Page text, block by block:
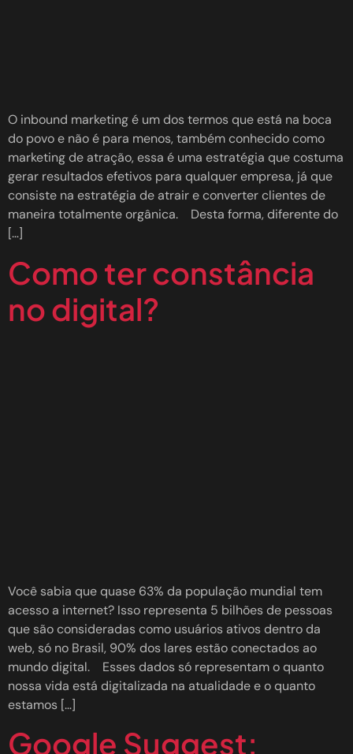
O inbound marketing é um dos termos que está na boca
do povo e não é para menos, também conhecido como
marketing de atração, essa é uma estratégia que costuma
gerar resultados efetivos para qualquer empresa, já que
consiste na estratégia de atrair e converter clientes de
maneira totalmente orgânica. Desta forma, diferente do
[…]
Como ter constância
no digital?
Você sabia que quase 63% da população mundial tem
acesso a internet? Isso representa 5 bilhões de pessoas
que são consideradas como usuários ativos dentro da
web, só no Brasil, 90% dos lares estão conectados ao
mundo digital. Esses dados só representam o quanto
nossa vida está digitalizada na atualidade e o quanto
estamos […]
Google Suggest: